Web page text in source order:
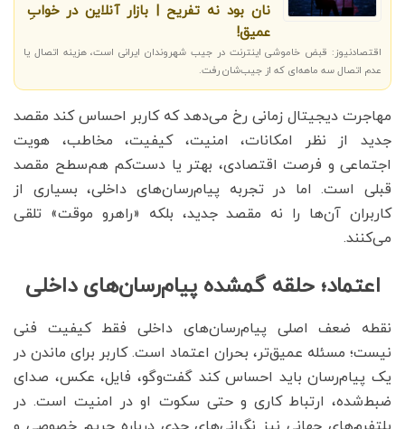
نان بود نه تفریح | بازار آنلاین در خوابِ
عمیق!
اقتصادنیوز: قبض خاموشی اینترنت در جیب شهروندان ایرانی است، هزینه اتصال یا
عدم اتصال سه ماهه‌ای که از جیب‌شان رفت.
مهاجرت دیجیتال زمانی رخ می‌دهد که کاربر احساس کند مقصد
جدید از نظر امکانات، امنیت، کیفیت، مخاطب، هویت
اجتماعی و فرصت اقتصادی، بهتر یا دست‌کم هم‌سطح مقصد
قبلی است. اما در تجربه پیام‌رسان‌های داخلی، بسیاری از
کاربران آن‌ها را نه مقصد جدید، بلکه «راهرو موقت» تلقی
می‌کنند.
اعتماد؛ حلقه گمشده پیام‌رسان‌های داخلی
نقطه ضعف اصلی پیام‌رسان‌های داخلی فقط کیفیت فنی
نیست؛ مسئله عمیق‌تر، بحران اعتماد است. کاربر برای ماندن در
یک پیام‌رسان باید احساس کند گفت‌وگو، فایل، عکس، صدای
ضبط‌شده، ارتباط کاری و حتی سکوت او در امنیت است. در